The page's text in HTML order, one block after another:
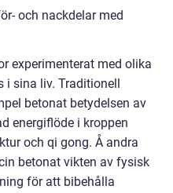
och nackdelar med
experimenterat med olika
sina liv. Traditionell
betonat betydelsen av
energiflöde i kroppen
och qi gong. Å andra
betonat vikten av fysisk
för att bibehålla